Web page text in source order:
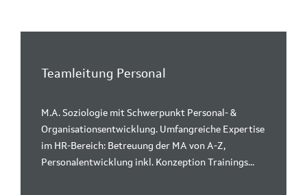
Teamleitung Personal
M.A. Soziologie mit Schwerpunkt Personal- &
Organisationsentwicklung. Umfangreiche Expertise
im HR-Bereich: Betreuung der MA von A-Z,
Personalentwicklung inkl. Konzeption Trainings...